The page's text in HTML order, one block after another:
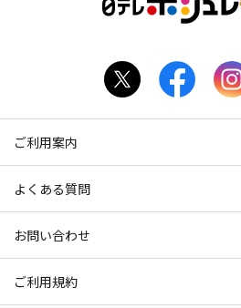
ご利用案内
よくある質問
お問い合わせ
ご利用規約